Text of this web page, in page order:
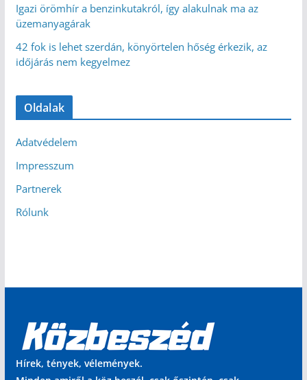
Igazi örömhír a benzinkutakról, így alakulnak ma az
üzemanyagárak
42 fok is lehet szerdán, könyörtelen hőség érkezik, az
időjárás nem kegyelmez
Oldalak
Adatvédelem
Impresszum
Partnerek
Rólunk
Hírek, tények, vélemények.